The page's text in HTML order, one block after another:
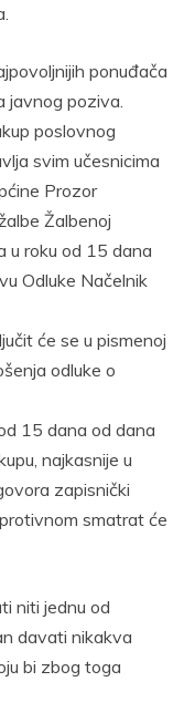
ponuđača
javnog poziva.
poslovnog
svim učesnicima
Prozor
Žalbenoj
u roku od 15 dana
Odluke Načelnik
će se u pismenoj
odluke o
15 dana od dana
najkasnije u
zapisnički
smatrat će
niti jednu od
davati nikakva
bi zbog toga